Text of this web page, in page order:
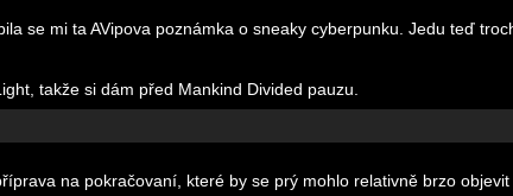
se mi ta AVipova poznámka o sneaky cyberpunku. Jedu teď
takže si dám před Mankind Divided pauzu.
na pokračovaní, které by se prý mohlo relativně brzo